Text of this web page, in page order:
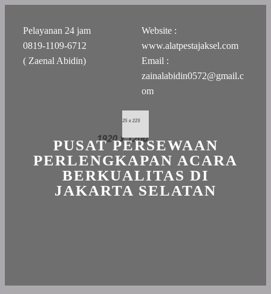
Pelayanan 24 jam
0819-1109-6712
( Zaenal Abidin)
Website :
www.alatpestajaksel.com
Email :
zainalabidin0572@gmail.c
om
PUSAT PERSEWAAN
PERLENGKAPAN ACARA
BERKUALITAS DI
JAKARTA SELATAN